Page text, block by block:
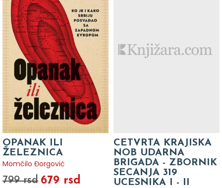
OPANAK ILI
ŽELEZNICA
Momčilo Đorgović
799 rsd 679 rsd
CETVRTA KRAJISKA
NOB UDARNA
BRIGADA - ZBORNIK
SECANJA 319
UCESNIKA I - II